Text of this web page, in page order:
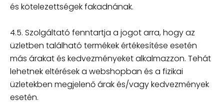
és kötelezettségek fakadnának.
4.5. Szolgáltató fenntartja a jogot arra, hogy az
üzletben található termékek értékesítése esetén
más árakat és kedvezményeket alkalmazzon. Tehát
lehetnek eltérések a webshopban és a fizikai
üzletekben megjelenő árak és/vagy kedvezmények
esetén.